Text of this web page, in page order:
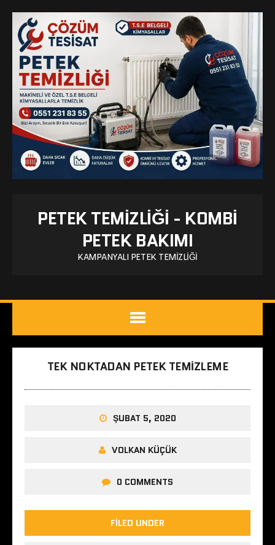
PETEK TEMIZLIĞI - KOMBI
PETEK BAKIMI
KAMPANYALI PETEK TEMIZLIĞI
TEK NOKTADAN PETEK TEMIZLEME
ŞUBAT 5, 2020
VOLKAN KÜÇÜK
0 COMMENTS
FILED UNDER